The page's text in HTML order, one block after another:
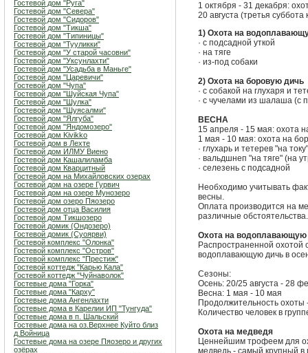
Гостевой дом "Руга"
Гостевой дом "Севера"
Гостевой дом "Сидоров"
Гостевой дом "Тикша"
Гостевой дом "Типиницы"
Гостевой дом "Тууликки"
Гостевой дом "У старой часовни"
Гостевой дом "Уксунлахти"
Гостевой дом "Усадьба в Маньге"
Гостевой дом "Царевичи"
Гостевой дом "Чупа"
Гостевой дом "Шуйская Чупа"
Гостевой дом "Шулка"
Гостевой дом "Шуясалми"
Гостевой дом "Ялгуба"
Гостевой дом "Яндомозеро"
Гостевой дом Kivikko
Гостевой дом в Лехте
Гостевой дом ИЛМУ Виено
Гостевой дом Кашалиламба
Гостевой дом Кварцитный
Гостевой дом на Михайловских озерах
Гостевой дом на озере Гурвич
Гостевой дом на озере Мунозеро
Гостевой дом озеро Пяозеро
Гостевой дом отца Василия
Гостевой дом Тикшозеро
Гостевой домик (Ондозеро)
Гостевой домик (Суоярви)
Гостевой комплекс "Олонка"
Гостевой комплекс "Остров"
Гостевой комплекс "Престиж"
Гостевой коттедж "Карью Кала"
Гостевой коттедж "Чуйнаволок"
Гостевые дома "Горка"
Гостевые дома "Карху"
Гостевые дома Ангенлахти
Гостевые дома в Карелии ИП "Тунгуда"
Гостевые дома в п. Шальский
Гостевые дома на оз.Верхнее Куйто близ
д.Войница
Гостевые дома на озере Пяозеро и других
озёрах
1 октября - 31 декабря:
20 августа (третья суббота
1) Охота на
· с подсадной уткой
· на тяге
· из-под собаки
2) Охота на боровую дичь
· с собакой на глухаря и
· с чучелами из шалаша (с
ВЕСНА
15 апреля - 15 мая: охота
1 мая - 10 мая: охота на
· глухарь и тетерев "на току"
· вальдшнеп "на тяге" (на
· селезень с подсадной
Необходимо учитывать
весны.
Оплата производится на
различные обстоятельства.
Охота на водоплавающую
Распространенной охотой
водоплавающую дичь в
Сезоны:
Осень: 20/25 августа - 28
Весна: 1 мая - 10 мая
Продолжительность охоты
Количество человек в
Охота на медведя
Ценнейшим трофеем для
медведь - самый крупный в